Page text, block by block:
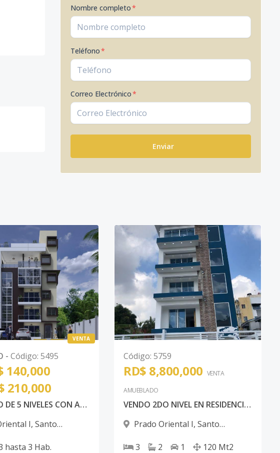
Nombre completo*
Teléfono*
Correo Electrónico*
Enviar
VENTA
- Código: 5495
140,000
210,000
PROYECTO DE 5 NIVELES CON AREA SOCIAL EN 6T0 NIVEL AMUEBLADA CON 2 PARQUEOS POR APARTAMETOS
I, Santo
hasta 3 Hab.
Código: 5759
RD$ 8,800,000 VENTA
AMUEBLADO
VENDO 2DO NIVEL EN RESIDENCIAL EXCLUSIVO DE 4 NIVELS
Prado Oriental I, Santo
3
2 1 120 Mt2